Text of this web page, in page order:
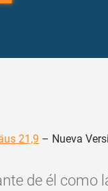
21,9 – Nueva
de él como